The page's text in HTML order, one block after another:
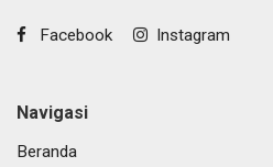
Facebook Instagram
Navigasi
Beranda